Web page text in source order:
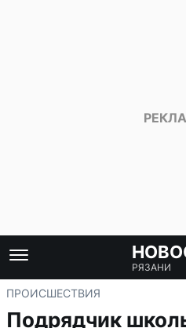
РЯЗАНИ
ПРОИСШЕСТВИЯ
Подрядчик